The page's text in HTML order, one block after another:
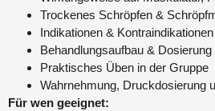
Trockenes Schröpfen &
Indikationen & Kontraindikationen
Behandlungsaufbau & Dosierung
Praktisches Üben in der Gruppe
Wahrnehmung, Druckdosierung
Für wen geeignet: